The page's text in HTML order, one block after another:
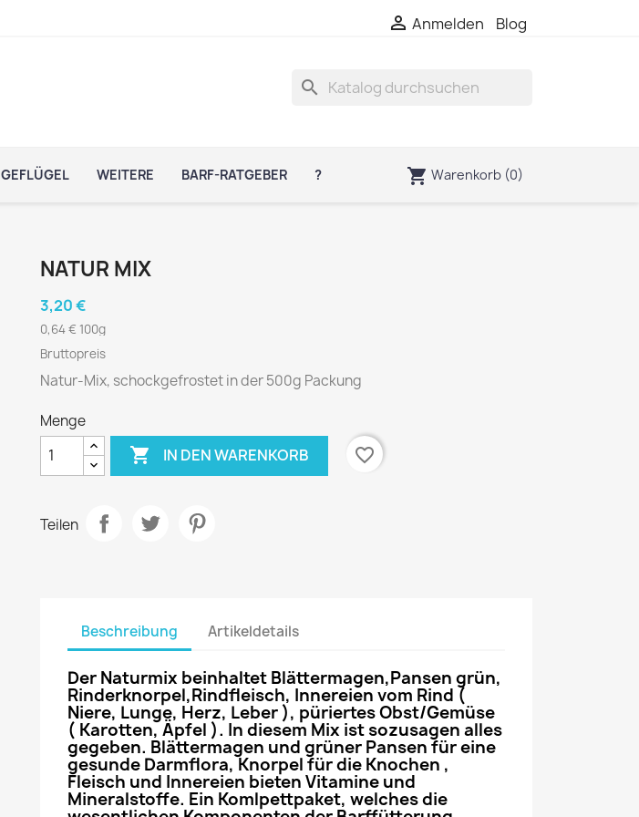
 Anmelden Blog
search
GEFLÜGEL WEITERE BARF-RATGEBER ? shopping_cart Warenkorb (0)
NATUR MIX
3,20 €
0,64 € 100g
Bruttopreis
Natur-Mix, schockgefrostet in der 500g Packung
Menge
 IN DEN WARENKORB favorite_border
Teilen
Beschreibung Artikeldetails
Der Naturmix beinhaltet Blättermagen,Pansen grün,
Rinderknorpel,Rindfleisch, Innereien vom Rind (
Niere, Lunge, Herz, Leber ), püriertes Obst/Gemüse
( Karotten, Äpfel ). In diesem Mix ist sozusagen alles
gegeben. Blättermagen und grüner Pansen für eine
gesunde Darmflora, Knorpel für die Knochen ,
Fleisch und Innereien bieten Vitamine und
Mineralstoffe. Ein Komlpettpaket, welches die